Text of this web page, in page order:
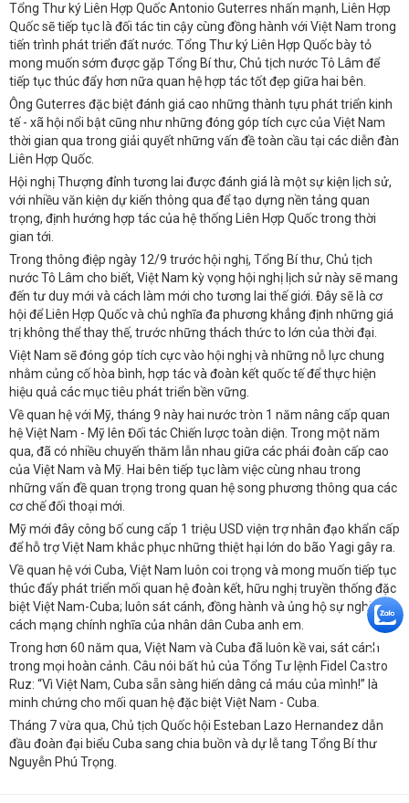
Tổng Thư ký Liên Hợp Quốc Antonio Guterres nhấn mạnh, Liên Hợp
Quốc sẽ tiếp tục là đối tác tin cậy cùng đồng hành với Việt Nam trong
tiến trình phát triển đất nước. Tổng Thư ký Liên Hợp Quốc bày tỏ
mong muốn sớm được gặp Tổng Bí thư, Chủ tịch nước Tô Lâm để
tiếp tục thúc đẩy hơn nữa quan hệ hợp tác tốt đẹp giữa hai bên.
Ông Guterres đặc biệt đánh giá cao những thành tựu phát triển kinh
tế - xã hội nổi bật cũng như những đóng góp tích cực của Việt Nam
thời gian qua trong giải quyết những vấn đề toàn cầu tại các diễn đàn
Liên Hợp Quốc.
Hội nghị Thượng đỉnh tương lai được đánh giá là một sự kiện lịch sử,
với nhiều văn kiện dự kiến thông qua để tạo dựng nền tảng quan
trọng, định hướng hợp tác của hệ thống Liên Hợp Quốc trong thời
gian tới.
Trong thông điệp ngày 12/9 trước hội nghị, Tổng Bí thư, Chủ tịch
nước Tô Lâm cho biết, Việt Nam kỳ vọng hội nghị lịch sử này sẽ mang
đến tư duy mới và cách làm mới cho tương lai thế giới. Đây sẽ là cơ
hội để Liên Hợp Quốc và chủ nghĩa đa phương khẳng định những giá
trị không thể thay thế, trước những thách thức to lớn của thời đại.
Việt Nam sẽ đóng góp tích cực vào hội nghị và những nỗ lực chung
nhằm củng cố hòa bình, hợp tác và đoàn kết quốc tế để thực hiện
hiệu quả các mục tiêu phát triển bền vững.
Về quan hệ với Mỹ, tháng 9 này hai nước tròn 1 năm nâng cấp quan
hệ Việt Nam - Mỹ lên Đối tác Chiến lược toàn diện. Trong một năm
qua, đã có nhiều chuyến thăm lẫn nhau giữa các phái đoàn cấp cao
của Việt Nam và Mỹ. Hai bên tiếp tục làm việc cùng nhau trong
những vấn đề quan trọng trong quan hệ song phương thông qua các
cơ chế đối thoại mới.
Mỹ mới đây công bố cung cấp 1 triệu USD viện trợ nhân đạo khẩn cấp
để hỗ trợ Việt Nam khắc phục những thiệt hại lớn do bão Yagi gây ra.
Về quan hệ với Cuba, Việt Nam luôn coi trọng và mong muốn tiếp tục
thúc đẩy phát triển mối quan hệ đoàn kết, hữu nghị truyền thống đặc
biệt Việt Nam-Cuba; luôn sát cánh, đồng hành và ủng hộ sự nghiệp
cách mạng chính nghĩa của nhân dân Cuba anh em.
Trong hơn 60 năm qua, Việt Nam và Cuba đã luôn kề vai, sát cánh
trong mọi hoàn cảnh. Câu nói bất hủ của Tổng Tư lệnh Fidel Castro
Ruz: “Vì Việt Nam, Cuba sẵn sàng hiến dâng cả máu của mình!” là
minh chứng cho mối quan hệ đặc biệt Việt Nam - Cuba.
Tháng 7 vừa qua, Chủ tịch Quốc hội Esteban Lazo Hernandez dẫn
đầu đoàn đại biểu Cuba sang chia buồn và dự lễ tang Tổng Bí thư
Nguyễn Phú Trọng.